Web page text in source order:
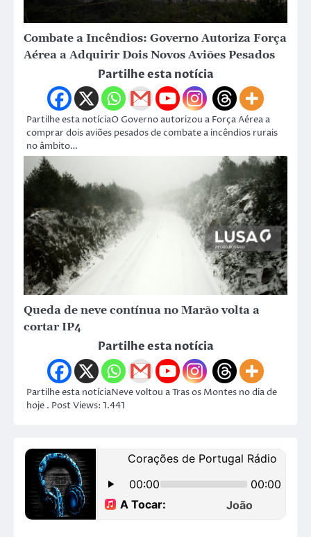
Combate a Incêndios: Governo Autoriza Força
Aérea a Adquirir Dois Novos Aviões Pesados
Partilhe esta notícia
Partilhe esta notíciaO Governo autorizou a Força Aérea a
comprar dois aviões pesados de combate a incêndios rurais
no âmbito…
Queda de neve contínua no Marão volta a
cortar IP4
Partilhe esta notícia
Partilhe esta notíciaNeve voltou a Tras os Montes no dia de
hoje . Post Views: 1.441